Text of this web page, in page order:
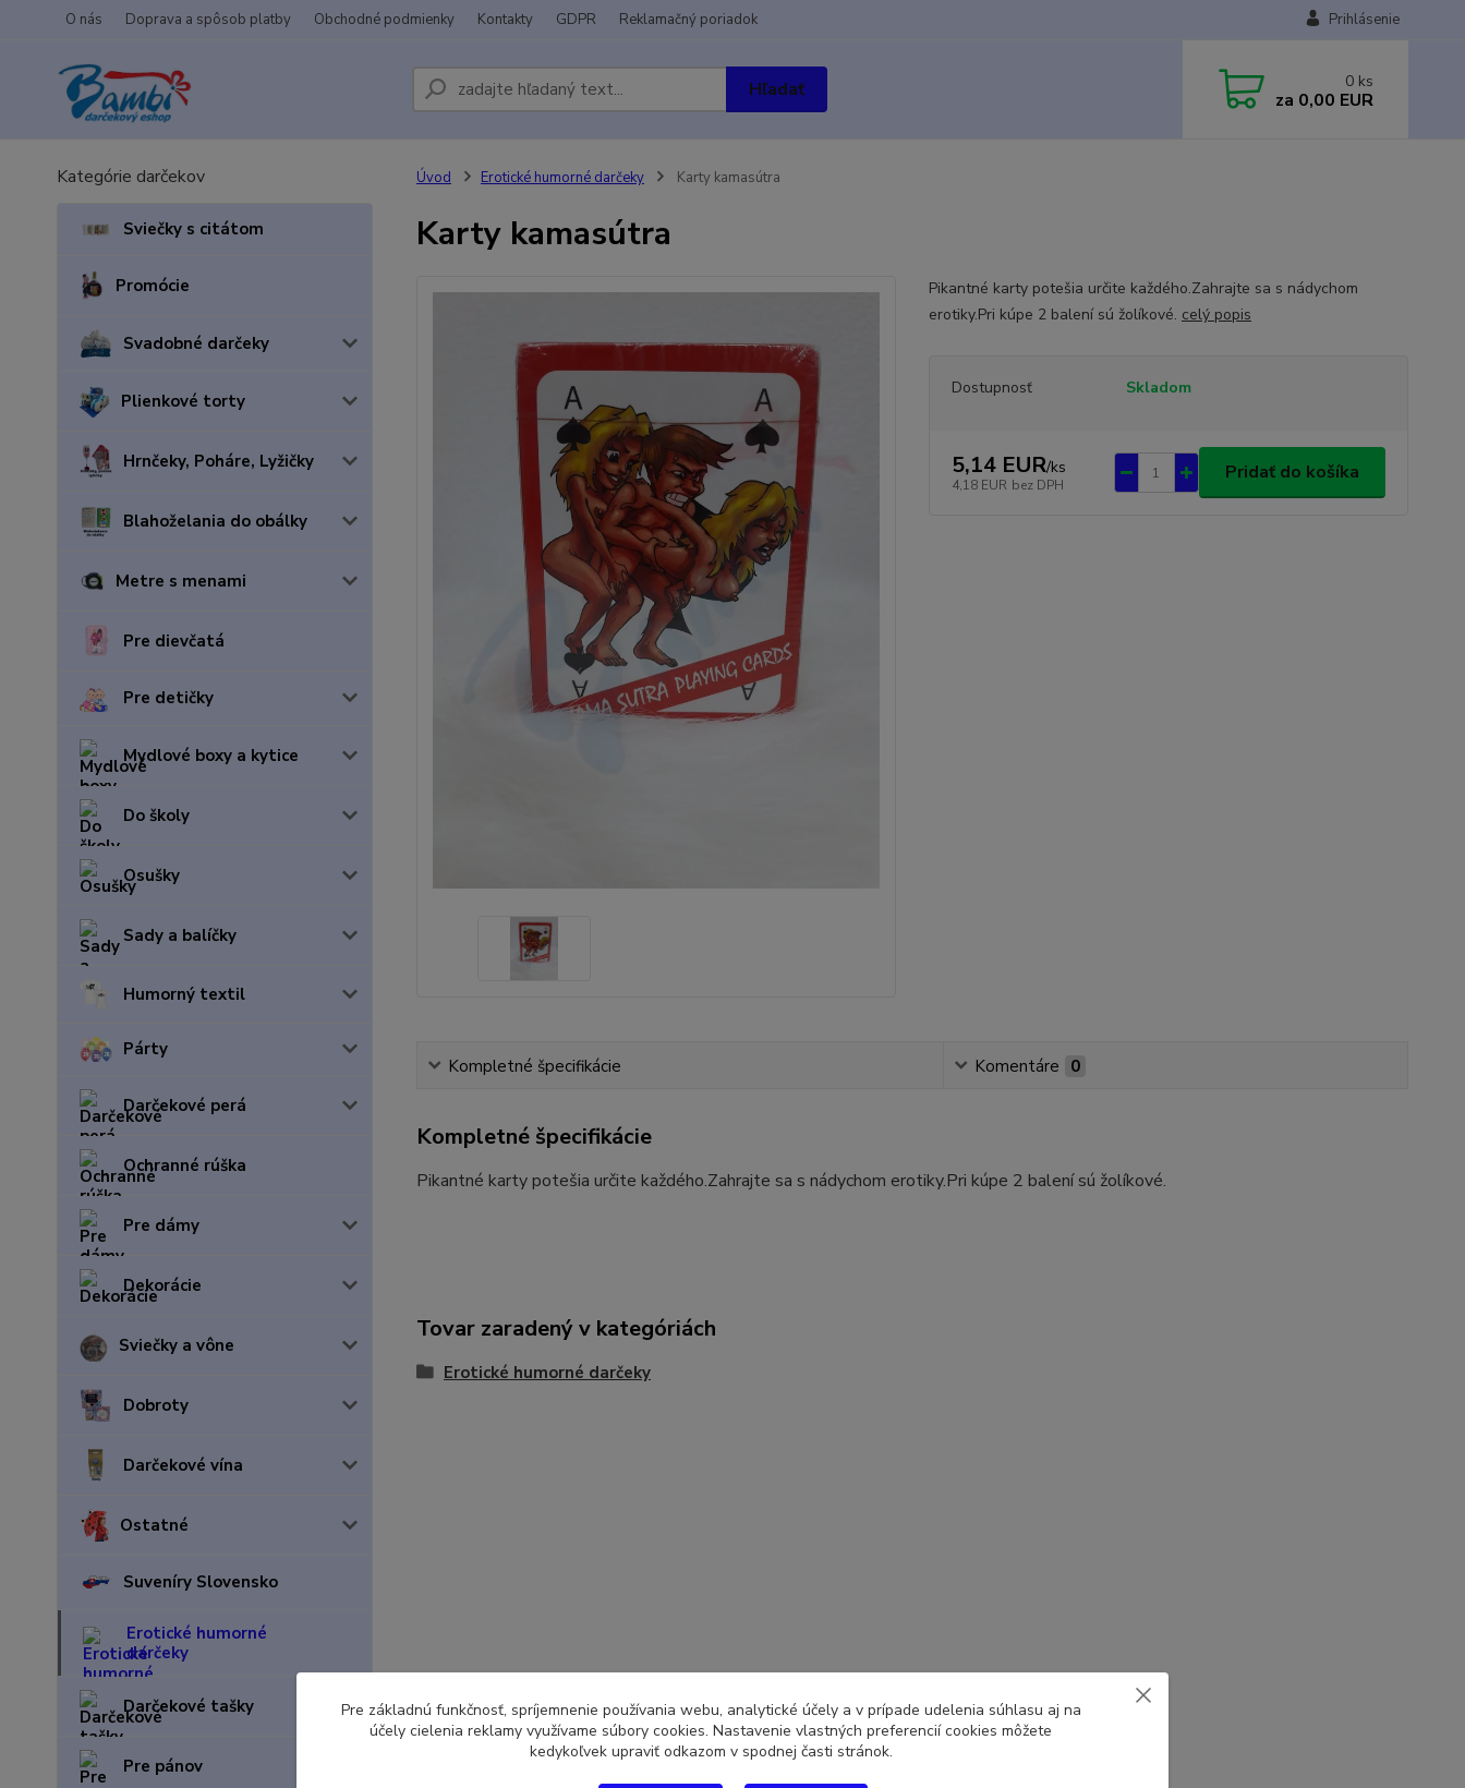
O nás Doprava a spôsob platby Obchodné podmienky Kontakty GDPR Reklamačný poriadok Prihlásenie
Hľadať 0 ks
za 0,00 EUR
Kategórie darčekov
Sviečky s citátom
Promócie
Svadobné darčeky
Plienkové torty
Hrnčeky, Poháre, Lyžičky
Blahoželania do obálky
Metre s menami
Pre dievčatá
Pre detičky
Mydlové boxy a kytice
Do školy
Osušky
Sady a balíčky
Humorný textil
Párty
Darčekové perá
Ochranné rúška
Pre dámy
Dekorácie
Sviečky a vône
Dobroty
Darčekové vína
Ostatné
Suveníry Slovensko
Erotické humorné
darčeky
Darčekové tašky
Pre pánov
Úvod Erotické humorné darčeky Karty kamasútra
Karty kamasútra
Pikantné karty potešia určite každého.Zahrajte sa s nádychom
erotiky.Pri kúpe 2 balení sú žolíkové. celý popis
Dostupnosť Skladom
5,14 EUR/ks
4,18 EUR bez DPH
Pridať do košíka
Kompletné špecifikácie Komentáre 0
Kompletné špecifikácie
Pikantné karty potešia určite každého.Zahrajte sa s nádychom erotiky.Pri kúpe 2 balení sú žolíkové.
Tovar zaradený v kategóriách
Erotické humorné darčeky
Pre základnú funkčnosť, spríjemnenie používania webu, analytické účely a v prípade udelenia súhlasu aj na
účely cielenia reklamy využívame súbory cookies. Nastavenie vlastných preferencií cookies môžete
kedykoľvek upraviť odkazom v spodnej časti stránok.